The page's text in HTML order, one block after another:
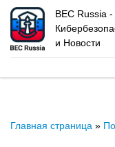
BEC Russia -
и Новости
Главная страница »